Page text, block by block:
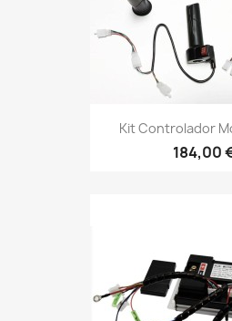
Kit Controlador
184,00